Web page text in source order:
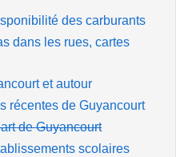
des carburants
dans les rues, cartes
et autour
récentes de Guyancourt
de Guyancourt
scolaires